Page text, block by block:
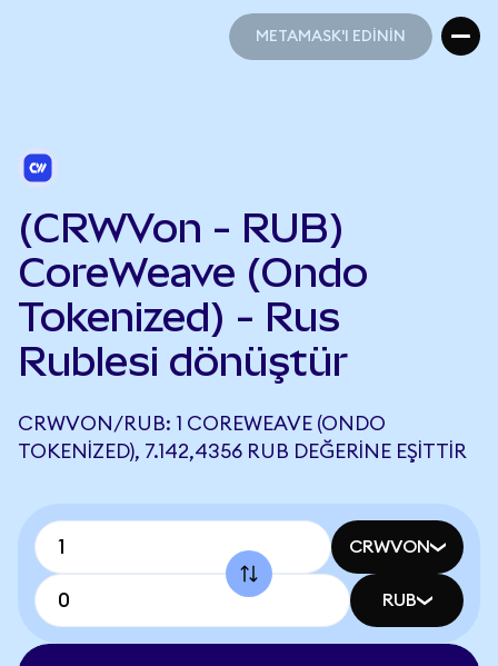
METAMASK'I EDİNİN
(CRWVon - RUB)
CoreWeave (Ondo
Tokenized) - Rus
Rublesi dönüştür
CRWVON/RUB: 1 COREWEAVE (ONDO
TOKENIZED), 7.142,4356 RUB DEĞERINE EŞITTIR
CRWVON
RUB